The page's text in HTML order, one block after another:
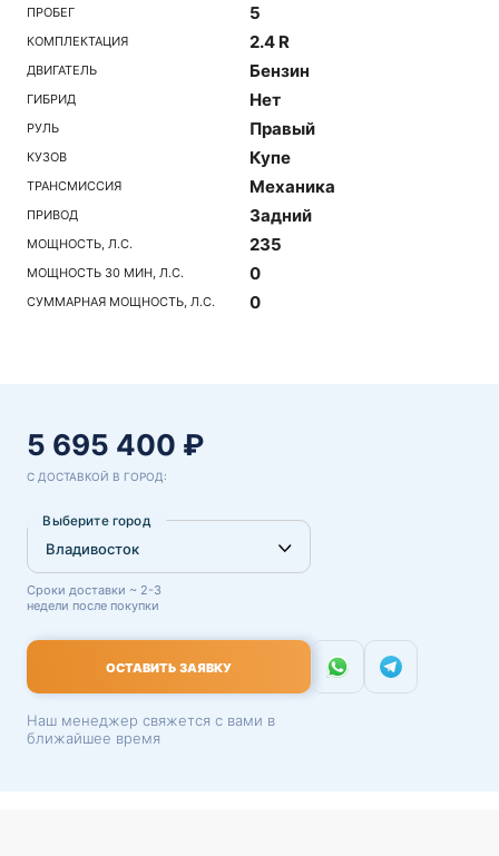
ПРОБЕГ 5
КОМПЛЕКТАЦИЯ 2.4 R
ДВИГАТЕЛЬ Бензин
ГИБРИД Нет
РУЛЬ Правый
КУЗОВ Купе
ТРАНСМИССИЯ Механика
ПРИВОД Задний
МОЩНОСТЬ, Л.С. 235
МОЩНОСТЬ 30 МИН, Л.С. 0
СУММАРНАЯ МОЩНОСТЬ, Л.С. 0
5 695 400 ₽
С ДОСТАВКОЙ В ГОРОД:
Выберите город
Сроки доставки ~ 2-3
недели после покупки
ОСТАВИТЬ ЗАЯВКУ
Наш менеджер свяжется с вами в
ближайшее время